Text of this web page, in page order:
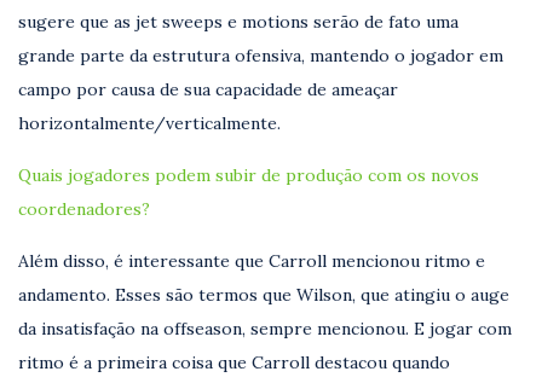
sugere que as jet sweeps e motions serão de fato uma
grande parte da estrutura ofensiva, mantendo o jogador em
campo por causa de sua capacidade de ameaçar
horizontalmente/verticalmente.
Quais jogadores podem subir de produção com os novos
coordenadores?
Além disso, é interessante que Carroll mencionou ritmo e
andamento. Esses são termos que Wilson, que atingiu o auge
da insatisfação na offseason, sempre mencionou. E jogar com
ritmo é a primeira coisa que Carroll destacou quando